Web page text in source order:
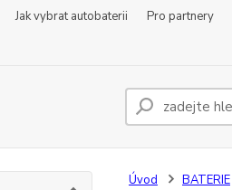
Jak vybrat autobaterii Pro partnery
Úvod BATERIE